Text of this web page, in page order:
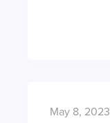
May 8, 2023